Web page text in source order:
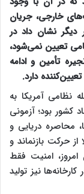
خارجی، جریان
دیگر نشان داد در
تعیین نمی‌شود،
تأمین و ادامه
دارد.
آمریکا به
کشور بود؛ آزمونی
محاصره دریایی و
حرکت بازنماند و
امروز، امنیت فقط
نیز تولید